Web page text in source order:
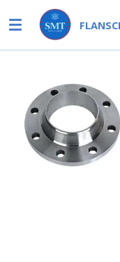
Hauptinhalt
springen